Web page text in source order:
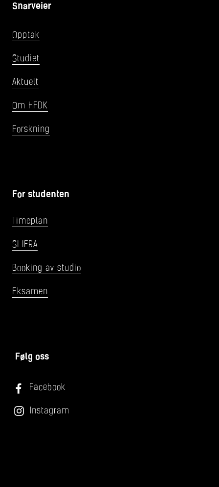
Snarveier
Opptak
Studiet
Aktuelt
Om HFDK
Forskning
For studenten
Timeplan
SI IFRA
Booking av studio
Eksamen
Følg oss
Facebook
Instagram